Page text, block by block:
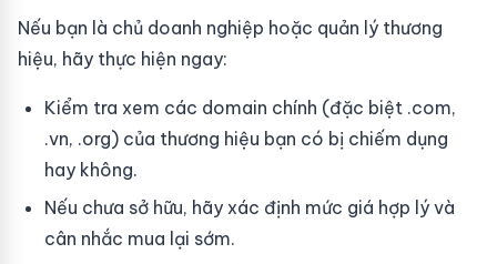
Nếu bạn là chủ doanh nghiệp hoặc quản lý thương
hiệu, hãy thực hiện ngay:
Kiểm tra xem các domain chính (đặc biệt .com,
.vn, .org) của thương hiệu bạn có bị chiếm dụng
hay không.
Nếu chưa sở hữu, hãy xác định mức giá hợp lý và
cân nhắc mua lại sớm.